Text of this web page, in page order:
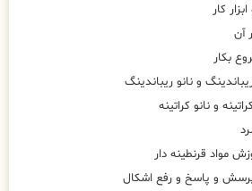
کار
آن
بکار
و نانو ریباندینگ
و نانو کراتینه
مواد قرنطینه دار
و پاسخ و رفع اشکال